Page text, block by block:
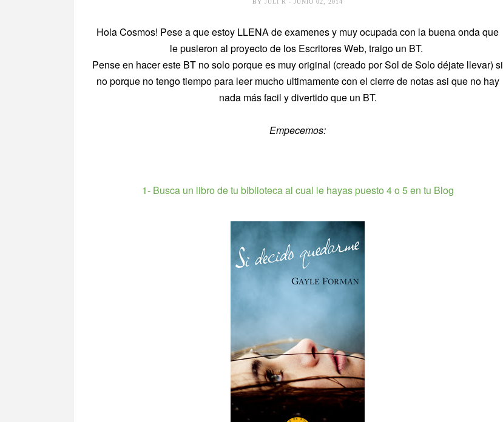
BY JULI R - JUNIO 02, 2014
Hola Cosmos! Pese a que estoy LLENA de examenes y muy ocupada con la buena onda que
le pusieron al proyecto de los Escritores Web, traigo un BT.
Pense en hacer este BT no solo porque es muy original (creado por Sol de Solo déjate llevar) si
no porque no tengo tiempo para leer mucho ultimamente con el cierre de notas asi que no hay
nada más facil y divertido que un BT.
Empecemos:
1- Busca un libro de tu biblioteca al cual le hayas puesto 4 o 5 en tu Blog